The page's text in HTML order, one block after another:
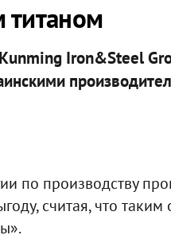
титаном
Iron&Steel
по производству
считая, что